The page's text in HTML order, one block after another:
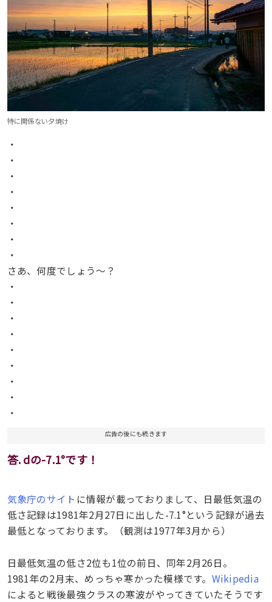
特に関係ない夕焼け
・
・
・
・
・
・
・
・
さあ、何度でしょう〜？
・
・
・
・
・
・
・
・
・
広告の後にも続きます
答. dの-7.1°です！
気象庁のサイト に情報が載っておりまして、日最低気温の
低さ記録は1981年2月27日に出した-7.1°という記録が過去
最低となっております。（観測は1977年3月から）
日最低気温の低さ2位も1位の前日、同年2月26日。
1981年の2月末、めっちゃ寒かった模様です。 Wikipedia
によると戦後最強クラスの寒波がやってきていたそうです